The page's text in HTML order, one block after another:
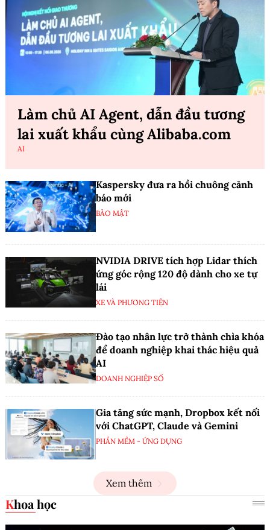
Làm chủ AI Agent, dẫn đầu tương
lai xuất khẩu cùng Alibaba.com
AI
Kaspersky đưa ra hồi chuông cảnh
báo mới
BẢO MẬT
NVIDIA DRIVE tích hợp Lidar thích
ứng góc rộng 120 độ dành cho xe tự
lái
XE VÀ PHƯƠNG TIỆN
Đào tạo nhân lực trở thành chìa khóa
để doanh nghiệp khai thác hiệu quả
AI
DOANH NGHIỆP SỐ
Gia tăng sức mạnh, Dropbox kết nối
với ChatGPT, Claude và Gemini
PHẦN MỀM - ỨNG DỤNG
Xem thêm
Khoa học